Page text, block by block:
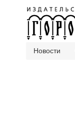
Новости